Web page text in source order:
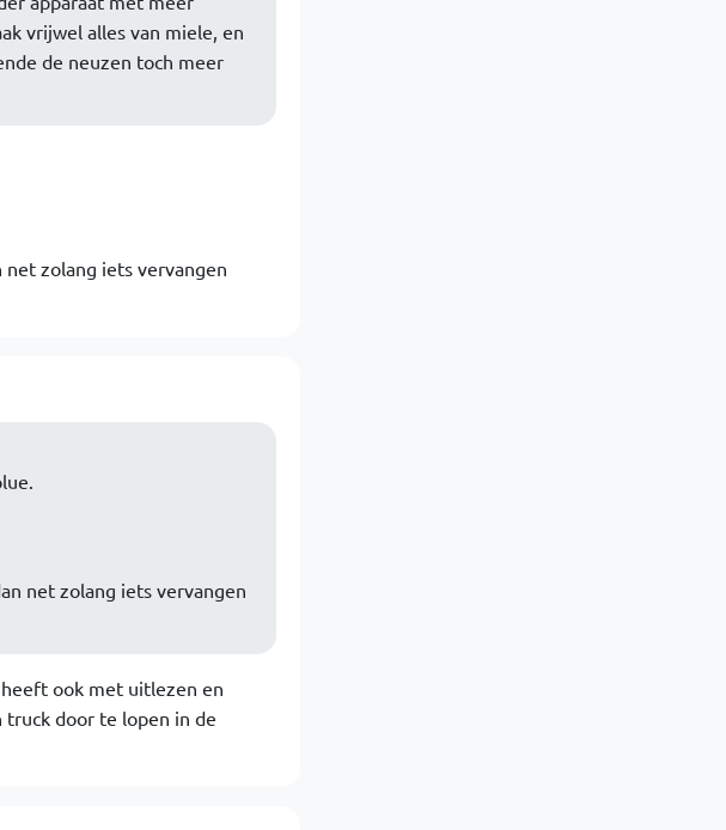
vrijwel alles van miele, en
de neuzen toch meer
zolang iets vervangen
net zolang iets vervangen
ook met uitlezen en
door te lopen in de